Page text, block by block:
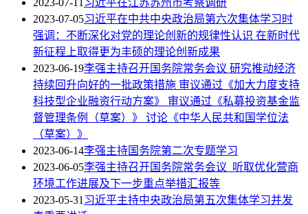
2023-07-11习近平在江苏苏州市考察调研
2023-07-05习近平在中共中央政治局第六次集体学习时
强调：不断深化对党的理论创新的规律性认识 在新时代
新征程上取得更为丰硕的理论创新成果
2023-06-19李强主持召开国务院常务会议 研究推动经济
持续回升向好的一批政策措施 审议通过《加大力度支持
科技型企业融资行动方案》 审议通过《私募投资基金监
督管理条例（草案）》 讨论《中华人民共和国学位法
（草案）》
2023-06-14李强主持国务院第二次专题学习
2023-06-05李强主持召开国务院常务会议 听取优化营商
环境工作进展及下一步重点举措汇报等
2023-05-31习近平主持中央政治局第五次集体学习并发